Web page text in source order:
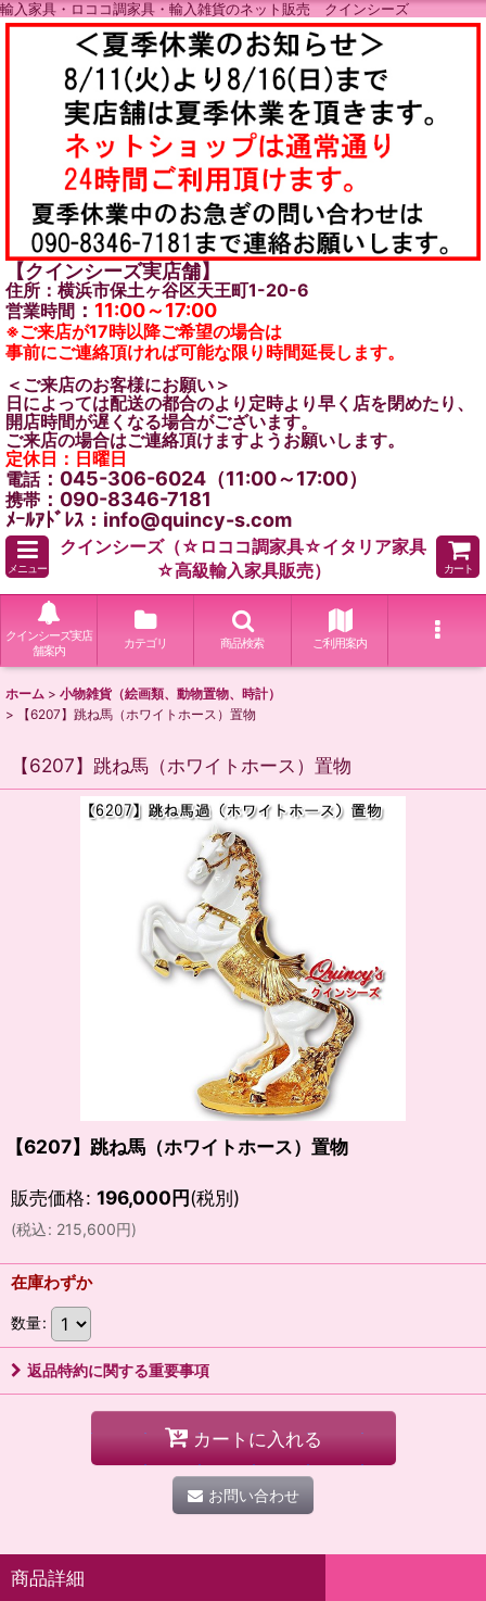
輸入家具・ロココ調家具・輸入雑貨のネット販売 クインシーズ
【クインシーズ実店舗】
住所：横浜市保土ヶ谷区天王町1-20-6
営業時間 ： 11:00～17:00
※ご来店が17時以降ご希望の場合は
事前にご連絡頂ければ可能な限り時間延長します。
＜ご来店のお客様にお願い＞
日によっては配送の都合のより定時より早く店を閉めたり、
開店時間が遅くなる場合がございます。
ご来店の場合はご連絡頂けますようお願いします。
定休日：日曜日
電話：045-306-6024（11:00～17:00）
携帯 ：090-8346-7181
ﾒｰﾙｱﾄﾞﾚｽ：info@quincy-s.com
メニュー
クインシーズ（☆ロココ調家具☆イタリア家具
☆高級輸入家具販売）
カート
クインシーズ実店
舗案内
カテゴリ 商品検索 ご利用案内
ホーム > 小物雑貨（絵画類、動物置物、時計）
>
【6207】跳ね馬（ホワイトホース）置物
【6207】跳ね馬（ホワイトホース）置物
【6207】跳ね馬（ホワイトホース）置物
販売価格: 196,000円(税別)
(税込: 215,600円)
在庫わずか
数量:
返品特約に関する重要事項
カートに入れる
お問い合わせ
商品詳細